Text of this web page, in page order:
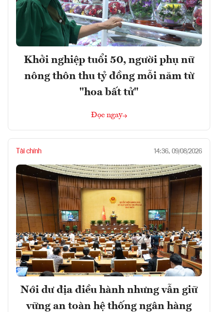
Khởi nghiệp tuổi 50, người phụ nữ
nông thôn thu tỷ đồng mỗi năm từ
"hoa bất tử"
Đọc ngay
Tài chính 14:36, 09/08/2026
Nới dư địa điều hành nhưng vẫn giữ
vững an toàn hệ thống ngân hàng